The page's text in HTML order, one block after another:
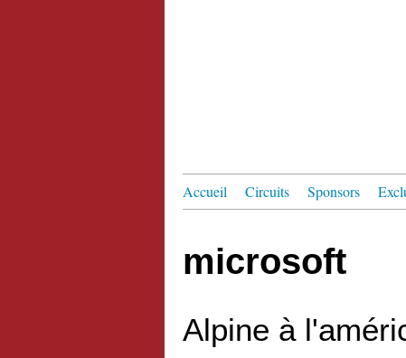
Accueil Circuits Sponsors
microsoft
Alpine à